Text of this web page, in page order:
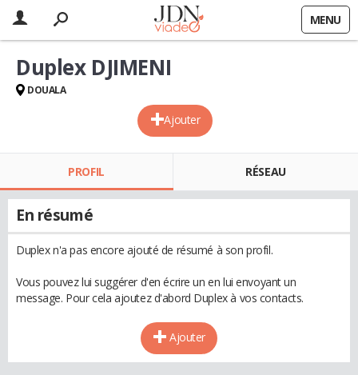
MENU
Ajouter
Duplex DJIMENI
DOUALA
PROFIL RÉSEAU
En résumé
Duplex n'a pas encore ajouté de résumé à son profil.
Vous pouvez lui suggérer d'en écrire un en lui envoyant un
message. Pour cela ajoutez d'abord Duplex à vos contacts.
Ajouter